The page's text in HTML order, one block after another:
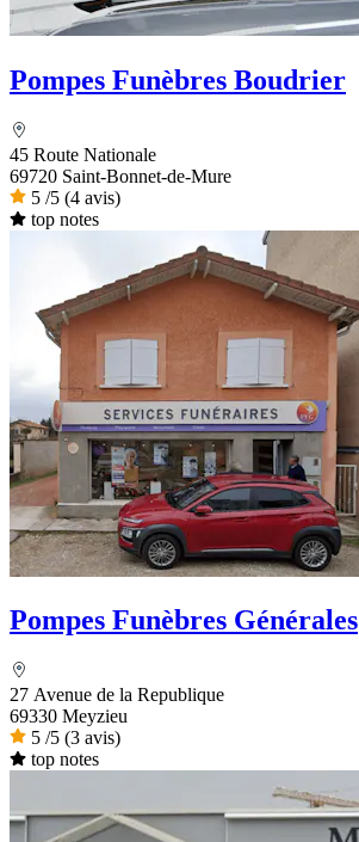
Pompes Funèbres Boudrier
45 Route Nationale
69720 Saint-Bonnet-de-Mure
5 /5 (4 avis)
top notes
Pompes Funèbres Générales
27 Avenue de la Republique
69330 Meyzieu
5 /5 (3 avis)
top notes